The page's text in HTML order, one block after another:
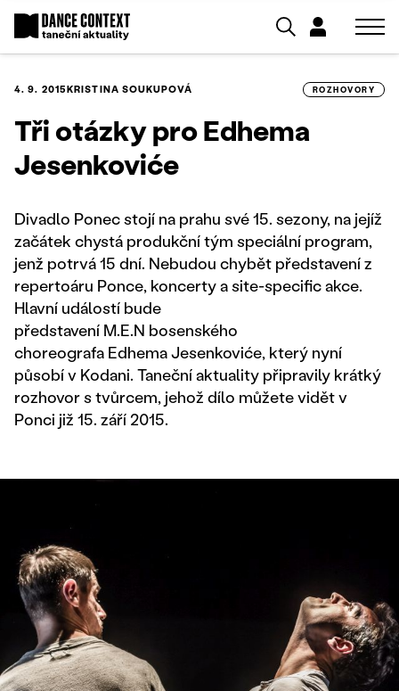
4. 9. 2015KRISTINA SOUKUPOVÁ ROZHOVORY
Tři otázky pro Edhema
Jesenkoviće
Divadlo Ponec stojí na prahu své 15. sezony, na jejíž
začátek chystá produkční tým speciální program,
jenž potrvá 15 dní. Nebudou chybět představení z
repertoáru Ponce, koncerty a site-specific akce.
Hlavní událostí bude
představení M.E.N bosenského
choreografa Edhema Jesenkoviće, který nyní
působí v Kodani. Taneční aktuality připravily krátký
rozhovor s tvůrcem, jehož dílo můžete vidět v
Ponci již 15. září 2015.